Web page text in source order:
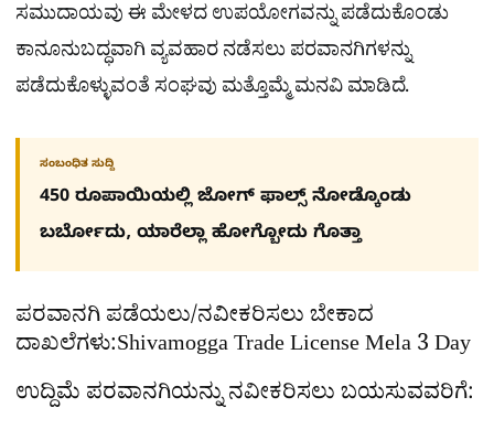
ಸಮುದಾಯವು ಈ ಮೇಳದ ಉಪಯೋಗವನ್ನು ಪಡೆದುಕೊಂಡು
ಕಾನೂನುಬದ್ಧವಾಗಿ ವ್ಯವಹಾರ ನಡೆಸಲು ಪರವಾನಗಿಗಳನ್ನು
ಪಡೆದುಕೊಳ್ಳುವಂತೆ ಸಂಘವು ಮತ್ತೊಮ್ಮೆ ಮನವಿ ಮಾಡಿದೆ.
ಸಂಬಂಧಿತ ಸುದ್ದಿ
450 ರೂಪಾಯಿಯಲ್ಲಿ ಜೋಗ್​ ಫಾಲ್ಸ್​ ನೋಡ್ಕೊಂಡು
ಬರ್ಬೋದು, ಯಾರೆಲ್ಲಾ ಹೋಗ್ಬೋದು ಗೊತ್ತಾ
ಪರವಾನಗಿ ಪಡೆಯಲು/ನವೀಕರಿಸಲು ಬೇಕಾದ
ದಾಖಲೆಗಳು:Shivamogga Trade License Mela 3 Day
ಉದ್ದಿಮೆ ಪರವಾನಗಿಯನ್ನು ನವೀಕರಿಸಲು ಬಯಸುವವರಿಗೆ: